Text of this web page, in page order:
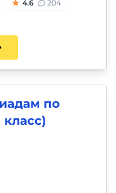
4.6 204
по
класс)